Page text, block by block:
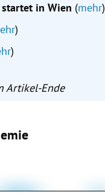
startet in Wien (mehr)
)
)
Artikel-Ende